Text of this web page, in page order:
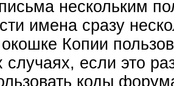
нескольким
имена сразу
окошке Копии
случаях, если это
коды